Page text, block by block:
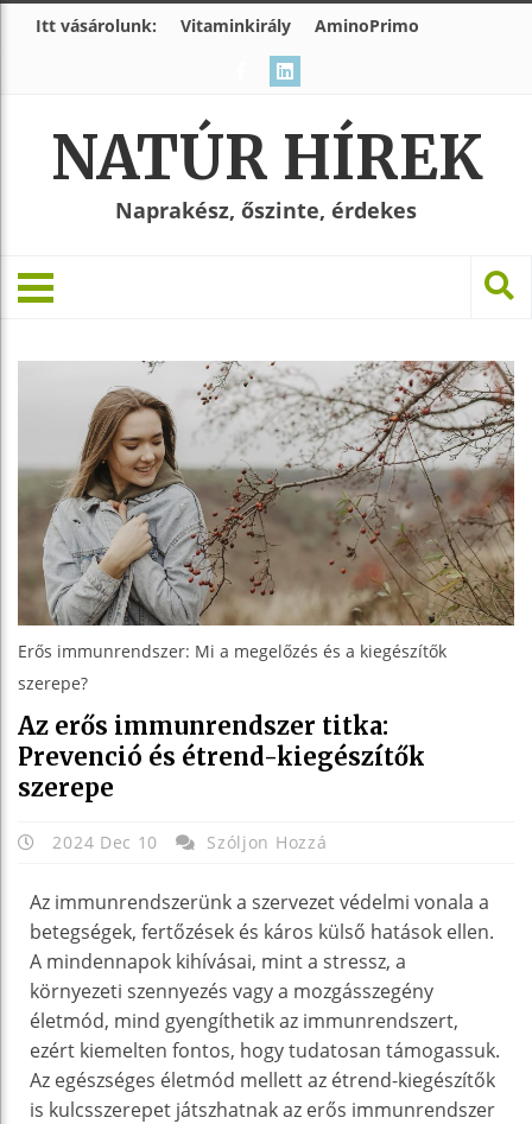
Itt vásárolunk: Vitaminkirály AminoPrimo
NATÚR HÍREK
Naprakész, őszinte, érdekes
Erős immunrendszer: Mi a megelőzés és a kiegészítők
szerepe?
Az erős immunrendszer titka:
Prevenció és étrend-kiegészítők
szerepe
2024 Dec 10 Szóljon Hozzá
Az immunrendszerünk a szervezet védelmi vonala a
betegségek, fertőzések és káros külső hatások ellen.
A mindennapok kihívásai, mint a stressz, a
környezeti szennyezés vagy a mozgásszegény
életmód, mind gyengíthetik az immunrendszert,
ezért kiemelten fontos, hogy tudatosan támogassuk.
Az egészséges életmód mellett az étrend-kiegészítők
is kulcsszerepet játszhatnak az erős immunrendszer